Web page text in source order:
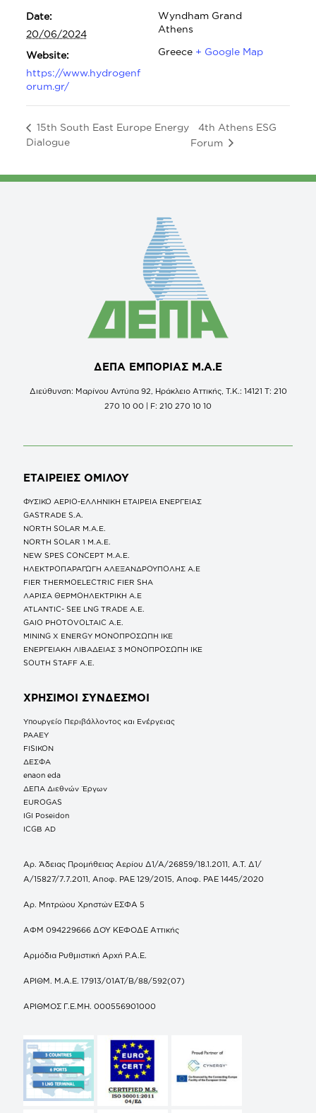
Date:
20/06/2024
Website:
https://www.hydrogenf
orum.gr/
Wyndham Grand
Athens
Greece + Google Map
15th South East Europe Energy
Dialogue
4th Athens ESG
Forum
ΔΕΠΑ ΕΜΠΟΡΙΑΣ Μ.Α.Ε
Διεύθυνση: Μαρίνου Αντύπα 92, Ηράκλειο Αττικής, Τ.Κ.: 14121 Τ: 210
270 10 00 | F: 210 270 10 10
ΕΤΑΙΡΕΙΕΣ ΟΜΙΛΟΥ
ΦΥΣΙΚΟ ΑΕΡΙΟ-ΕΛΛΗΝΙΚΗ ΕΤΑΙΡΕΙΑ ΕΝΕΡΓΕΙΑΣ
GASTRADE S.A.
NORTH SOLAR M.Α.Ε.
NORTH SOLAR 1 M.Α.Ε.
NEW SPES CONCEPT Μ.Α.Ε.
ΗΛΕΚΤΡΟΠΑΡΑΓΩΓΗ ΑΛΕΞΑΝΔΡΟΥΠΟΛΗΣ A.E
FIER THERMOELECTRIC FIER SHA
ΛΑΡΙΣΑ ΘΕΡΜΟΗΛΕΚΤΡΙΚΗ A.E
ATLANTIC- SEE LNG TRADE A.E.
GAIO PHOTOVOLTAIC Α.Ε.
MINING X ENERGY ΜΟΝΟΠΡΟΣΩΠΗ ΙΚΕ
ΕΝΕΡΓΕΙΑΚΗ ΛΙΒΑΔΕΙΑΣ 3 ΜΟΝΟΠΡΟΣΩΠΗ ΙΚΕ
SOUTH STAFF Α.Ε.
ΧΡΗΣΙΜΟΙ ΣΥΝΔΕΣΜΟΙ
Υπουργείο Περιβάλλοντος και Ενέργειας
ΡΑΑΕΥ
FISIKON
ΔΕΣΦΑ
enaon eda
ΔΕΠΑ Διεθνών Έργων
EUROGAS
IGI Poseidon
ICGB AD
Αρ. Άδειας Προμήθειας Αερίου Δ1/Α/26859/18.1.2011, Α.Τ. Δ1/
Α/15827/7.7.2011, Αποφ. ΡΑΕ 129/2015, Αποφ. ΡΑΕ 1445/2020
Αρ. Μητρώου Χρηστών ΕΣΦΑ 5
ΑΦΜ 094229666 ΔΟΥ ΚΕΦΟΔΕ Αττικής
Αρμόδια Ρυθμιστική Αρχή Ρ.Α.Ε.
ΑΡΙΘΜ. Μ.Α.Ε. 17913/01ΑΤ/Β/88/592(07)
ΑΡΙΘΜΟΣ Γ.Ε.ΜΗ. 000556901000